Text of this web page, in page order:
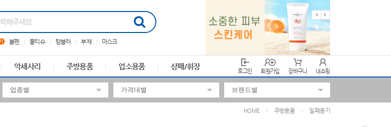
볼펜 물티슈 텀블러 부채 마스크
악세사리 주방용품 업소용품 상패/휘장
로그인 회원가입 장바구니 내쇼핑
HOME 주방용품 밀폐용기